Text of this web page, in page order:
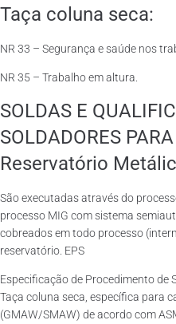
Taça coluna seca:
NR 33 – Segurança e saúde nos
NR 35 – Trabalho em altura.
SOLDAS E
SOLDADORES
Reservatório
São executadas através do
processo MIG com sistema
cobreados em todo processo
reservatório. EPS
Especificação de Procedimento de
Taça coluna seca, específica para
(GMAW/SMAW) de acordo com